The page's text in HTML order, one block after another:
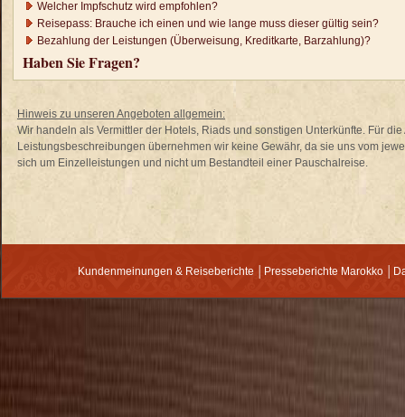
Welcher Impfschutz wird empfohlen?
Reisepass: Brauche ich einen und wie lange muss dieser gültig sein?
Bezahlung der Leistungen (Überweisung, Kreditkarte, Barzahlung)?
Haben Sie Fragen?
Hinweis zu unseren Angeboten allgemein:
Wir handeln als Vermittler der Hotels, Riads und sonstigen Unterkünfte. Für
Leistungsbeschreibungen übernehmen wir keine Gewähr, da sie uns vom
sich um Einzelleistungen und nicht um Bestandteil einer Pauschalreise.
Kundenmeinungen & Reiseberichte Presseberichte Marokko